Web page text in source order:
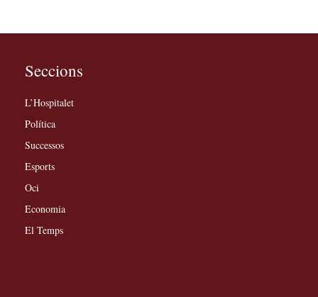
Seccions
L’Hospitalet
Política
Successos
Esports
Oci
Economia
El Temps